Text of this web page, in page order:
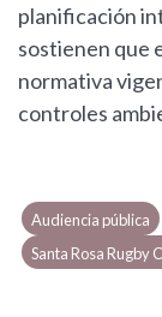
planificación
sostienen que
normativa
controles
Audiencia pública
Santa Rosa Rugby